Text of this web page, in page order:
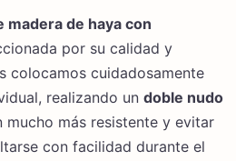
madera de haya con
por su calidad y
colocamos cuidadosamente
realizando un doble nudo
mucho más resistente y evitar
con facilidad durante el